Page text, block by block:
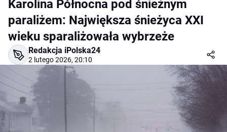
Karolina Północna pod śnieżnym
paraliżem: Największa śnieżyca XXI
wieku sparaliżowała wybrzeże
Redakcja iPolska24
2 lutego 2026, 20:10